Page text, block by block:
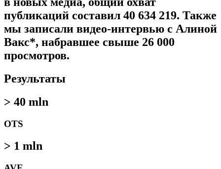
публикаций составил 40 634 219. Также
мы записали видео-интервью с Алиной
Вакс*, набравшее свыше 26 000
просмотров.
Результаты
> 40 mln
OTS
> 1 mln